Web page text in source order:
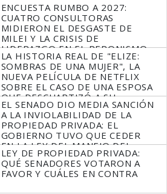
ENCUESTA RUMBO A 2027:
CUATRO CONSULTORAS
MIDIERON EL DESGASTE DE
MILEI Y LA CRISIS DE
LIDERAZGO EN EL PERONISMO
LA HISTORIA REAL DE "ELIZE:
SOMBRAS DE UNA MUJER", LA
NUEVA PELÍCULA DE NETFLIX
SOBRE EL CASO DE UNA ESPOSA
QUE DESCUARTIZÓ A SU
MARIDO
EL SENADO DIO MEDIA SANCIÓN
A LA INVIOLABILIDAD DE LA
PROPIEDAD PRIVADA: EL
GOBIERNO TUVO QUE CEDER
EN LA LEY DEL MANEJO DEL
FUEGO
LEY DE PROPIEDAD PRIVADA:
QUÉ SENADORES VOTARON A
FAVOR Y CUÁLES EN CONTRA